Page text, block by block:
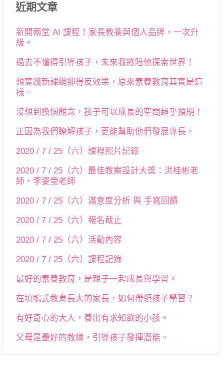
近期文章
新開兩堂 AI 課程！家長教養與個人品牌，一次升
級。
過去不懂得引導孩子，未來我將陪他探索世界！
想實踐新課綱卻得反效果，原來素養教育其實是這
樣。
沒想到換個觀念，孩子可以成長的空間超乎預期！
正因為我們瞭解孩子，更能幫助他們發展專長。
2020 / 7 / 25（六）課程照片記錄
2020 / 7 / 25（六）最佳教案設計大獎：洪桂彬老
師、李姿瑩老師
2020 / 7 / 25（六）滿意度分析 與 手寫回饋
2020 / 7 / 25（六）報名截止
2020 / 7 / 25（六）活動內容
2020 / 7 / 25（六）課程記錄
最好的素養教育，是親子一起成長與學習。
在填鴨式教育長大的家長，如何帶領孩子學習？
有好奇心的大人，養出有求知欲的小孩。
父母是最好的教練，引導孩子發揮潛能。